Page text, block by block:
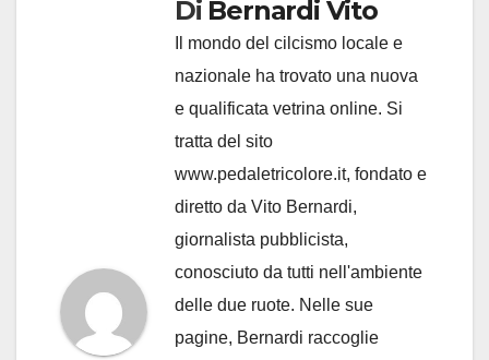
Di Bernardi Vito
Il mondo del cilcismo locale e
nazionale ha trovato una nuova
e qualificata vetrina online. Si
tratta del sito
www.pedaletricolore.it, fondato e
diretto da Vito Bernardi,
giornalista pubblicista,
conosciuto da tutti nell'ambiente
delle due ruote. Nelle sue
pagine, Bernardi raccoglie